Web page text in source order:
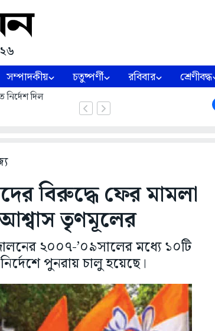
সম্পাদকীয় চতুষ্পর্ণী রবিবার শ্রেণীবদ্ধ
দিল
বিরুদ্ধে ফের মামলা
তৃণমূলের
২০০৭-’০৯সালের মধ্যে ১০টি
পুনরায় চালু হয়েছে।